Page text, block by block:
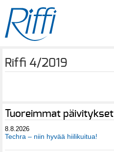
Riffi 4/2019
Tuoreimmat päivitykset
8.8.2026
Techra – niin hyvää hiilikuitua!